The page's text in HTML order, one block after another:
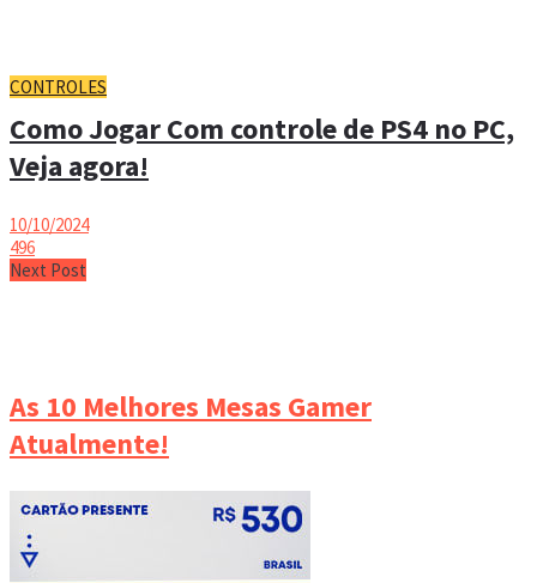
CONTROLES
Como Jogar Com controle de PS4 no PC,
Veja agora!
10/10/2024
496
Next Post
As 10 Melhores Mesas Gamer
Atualmente!